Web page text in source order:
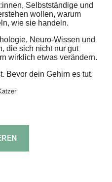
Selbstständige und
wollen, warum
wie sie handeln.
Neuro-Wissen und
die sich nicht nur gut
wirklich etwas verändern.
Bevor dein Gehirn es tut.